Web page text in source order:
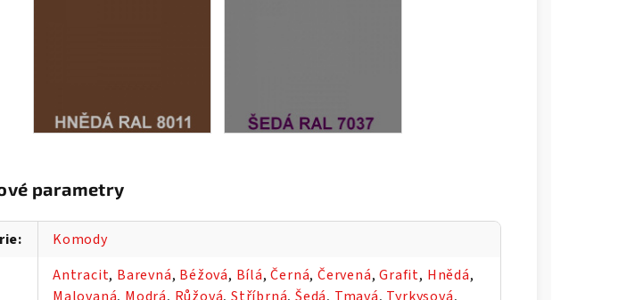
parametry
: Komody
Antracit, Barevná, Béžová, Bílá,Černá,Červená,Grafit, Hnědá,